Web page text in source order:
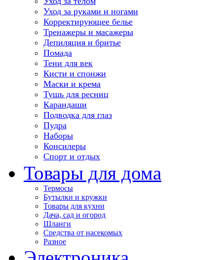
Уход за руками и ногами
Корректирующее белье
Тренажеры и масажеры
Депиляция и бритье
Помада
Тени для век
Кисти и спонжи
Маски и крема
Тушь для ресниц
Карандаши
Подводка для глаз
Пудра
Наборы
Консилеры
Спорт и отдых
Товары для дома
Термосы
Бутылки и кружки
Товары для кухни
Дача, сад и огород
Шланги
Средства от насекомых
Разное